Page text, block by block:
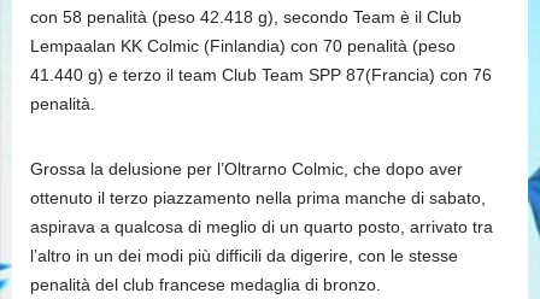
con 58 penalità (peso 42.418 g), secondo Team è il Club
Lempaalan KK Colmic (Finlandia) con 70 penalità (peso
41.440 g) e terzo il team Club Team SPP 87(Francia) con 76
penalità.
Grossa la delusione per l’Oltrarno Colmic, che dopo aver
ottenuto il terzo piazzamento nella prima manche di sabato,
aspirava a qualcosa di meglio di un quarto posto, arrivato tra
l’altro in un dei modi più difficili da digerire, con le stesse
penalità del club francese medaglia di bronzo.